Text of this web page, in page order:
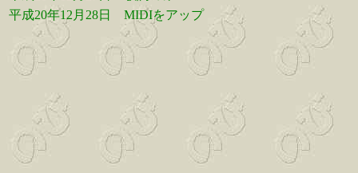
平成20年12月28日
MIDIをアップ